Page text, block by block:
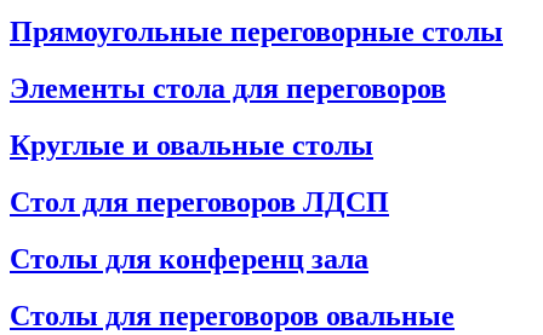
Прямоугольные переговорные столы
Элементы стола для переговоров
Круглые и овальные столы
Стол для переговоров ЛДСП
Столы для конференц зала
Столы для переговоров овальные